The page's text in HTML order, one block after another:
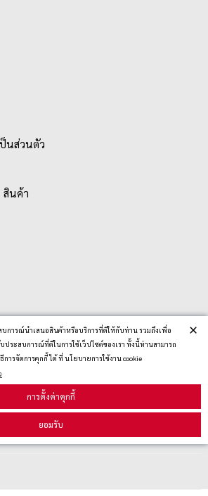
บการณ์นำเสนอสินค้าหรือบริการที่ดีให้กับท่าน รวมถึงเพื่อ
ระสบการณ์ที่ดีในการใช้เว็ปไซต์ของเรา ทั้งนี้ท่านสามารถ
ารจัดการคุกกี้ ได้ ที่ นโยบายการใช้งาน cookie
การตั้งค่าคุกกี้
ยอมรับ
×
นส่วนตัว
สินค้า
รับข่าวสาร